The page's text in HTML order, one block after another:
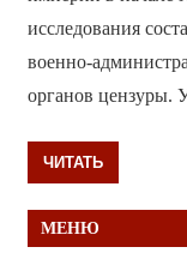
исследования
военно-
органов цензуры.
ЧИТАТЬ
МЕНЮ